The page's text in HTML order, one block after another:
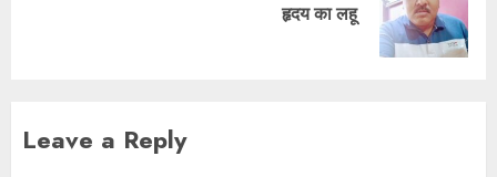
हृदय का लहू
Leave a Reply